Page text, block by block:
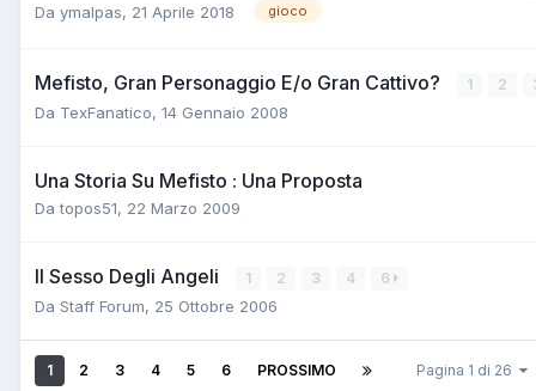
Da ymalpas, 21 Aprile 2018 gioco
Mefisto, Gran Personaggio E/o Gran Cattivo? 1 2
Da TexFanatico, 14 Gennaio 2008
Una Storia Su Mefisto : Una Proposta
Datopos51, 22 Marzo 2009
Il Sesso Degli Angeli 1 2 3 4 6
Da Staff Forum, 25 Ottobre 2006
1 2 3 4 5 6 PROSSIMO Pagina 1 di 26